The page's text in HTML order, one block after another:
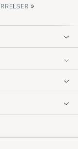
»